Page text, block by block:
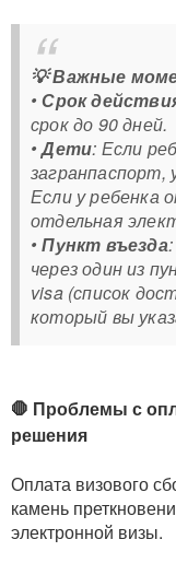
💡 Важные
•Срок
срок до 90 дней.
•Дети: Если
загранпаспорт,
Если у ребенка
отдельная
•Пункт въезда
через один из
visa (список
который вы
🛑 Проблемы с
решения
Оплата визового
камень
электронной визы.